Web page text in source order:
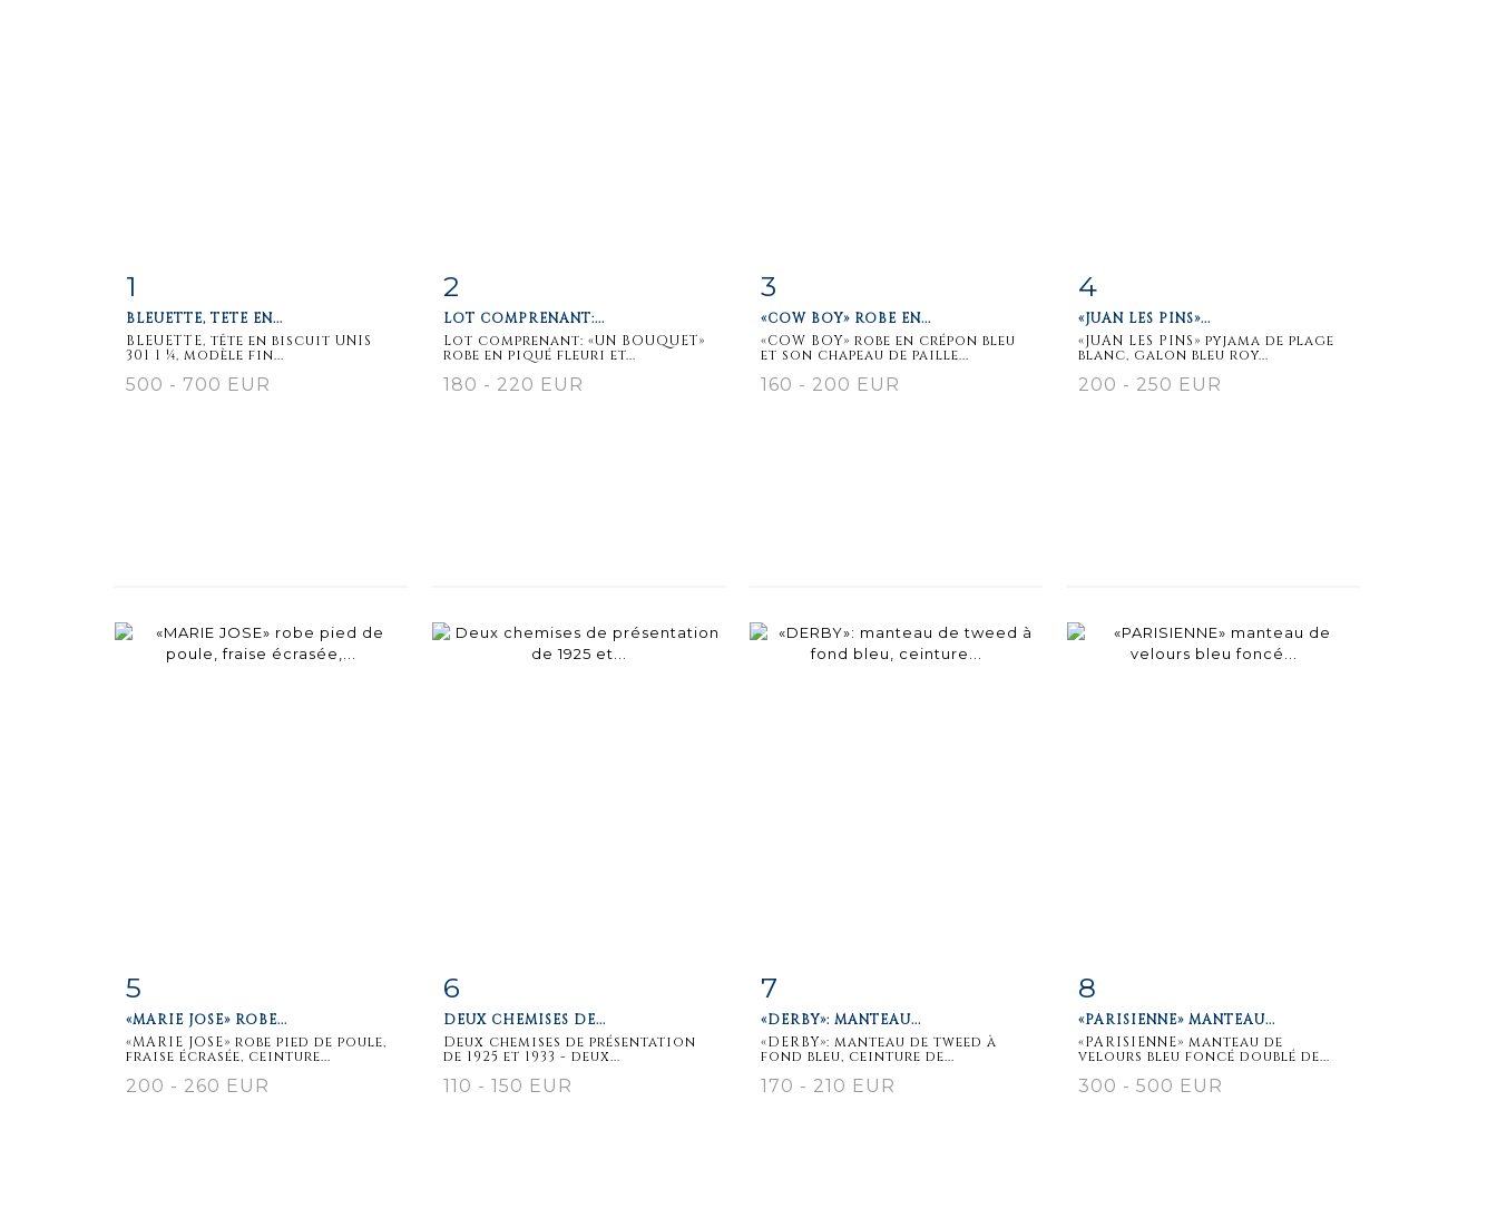
1
BLEUETTE, TÊTE EN...
BLEUETTE, tête en biscuit UNIS
301 1 ¼, modèle fin...
500 - 700 EUR
2
LOT COMPRENANT:...
Lot comprenant: «UN BOUQUET»
robe en piqué fleuri et...
180 - 220 EUR
3
«COW BOY» ROBE EN...
«COW BOY» robe en crépon bleu
et son chapeau de paille...
160 - 200 EUR
4
«JUAN LES PINS»...
«JUAN LES PINS» pyjama de plage
blanc, galon bleu roy...
200 - 250 EUR
5
«MARIE JOSE» ROBE...
«MARIE JOSE» robe pied de poule,
fraise écrasée, ceinture...
200 - 260 EUR
6
DEUX CHEMISES DE...
Deux chemises de présentation
de 1925 et 1933 - deux...
110 - 150 EUR
7
«DERBY»: MANTEAU...
«DERBY»: manteau de tweed à
fond bleu, ceinture de...
170 - 210 EUR
8
«PARISIENNE» MANTEAU...
«PARISIENNE» manteau de
velours bleu foncé doublé de...
300 - 500 EUR